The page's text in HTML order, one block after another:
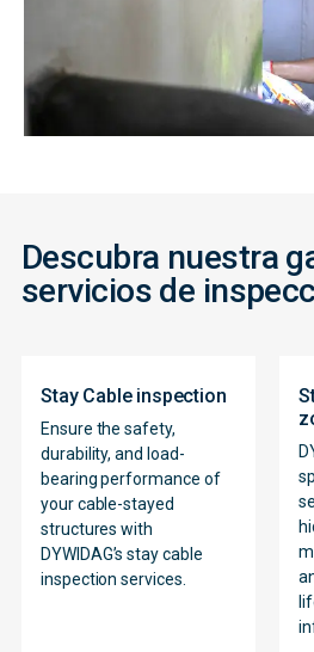
Descubra nuestra
servicios de
Stay Cable inspection
Ensure the safety,
durability, and load-
bearing performance of
your cable-stayed
structures with
DYWIDAG’s stay cable
inspection services.